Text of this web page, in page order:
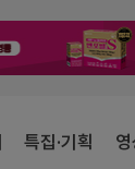
특집·기획